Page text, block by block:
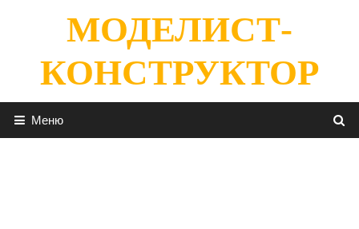
содержимомуМОДЕЛИСТ-
КОНСТРУКТОР
Меню